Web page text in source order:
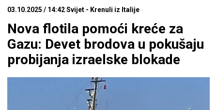
03.10.2025 / 14:42 Svijet - Krenuli iz Italije
Nova flotila pomoći kreće za
Gazu: Devet brodova u pokušaju
probijanja izraelske blokade